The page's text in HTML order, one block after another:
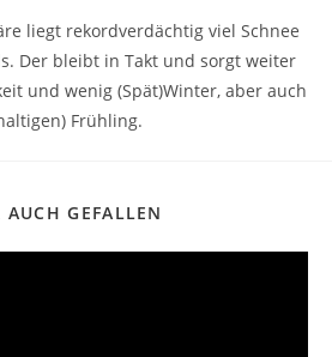
liegt rekordverdächtig viel Schnee
Der bleibt in Takt und sorgt weiter
und wenig (Spät)Winter, aber auch
Frühling.
GEFALLEN